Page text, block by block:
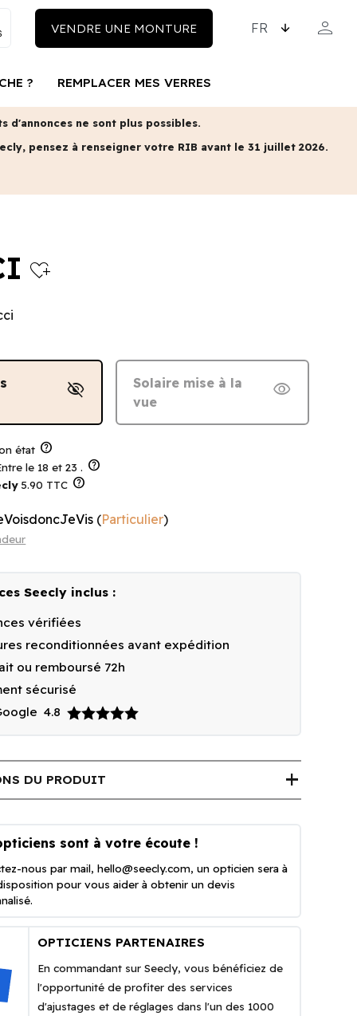
VENDRE UNE MONTURE person
? REMPLACER MES VERRES
d'annonces ne sont plus possibles.
pensez à renseigner votre RIB avant le 31 juillet 2026.
heart_plus
visibility_off
Solaire mise à la
vue
visibility
état help
le 18 et 23 . help
5.90 TTC help
(Particulier)
Seecly inclus :
vérifiées
reconditionnées avant expédition
ou remboursé 72h
sécurisé
4.8
DU PRODUIT add
sont à votre écoute !
nous par mail,hello@seecly.com, un opticien sera à
pour vous aider à obtenir un devis
OPTICIENS PARTENAIRES
En commandant sur Seecly, vous bénéficiez de
l'opportunité de profiter des services
d'ajustages et de réglages dans l'un des 1000